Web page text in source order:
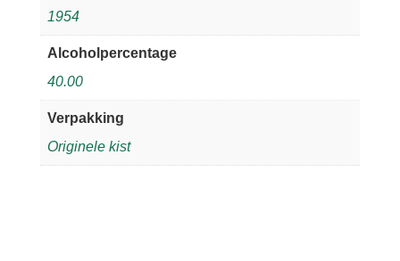
1954
Alcoholpercentage
40.00
Verpakking
Originele kist